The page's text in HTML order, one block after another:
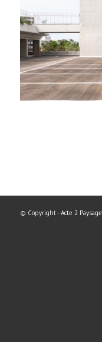
© Copyright -Acte 2 Paysage